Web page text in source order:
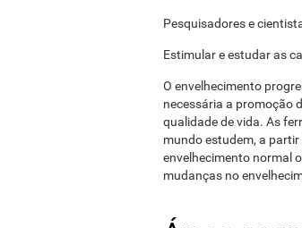
Pesquisadores e
Estimular e estudar as
O envelhecimento
necessária a promoção
qualidade de vida. As
mundo estudem, a
envelhecimento normal
mudanças no